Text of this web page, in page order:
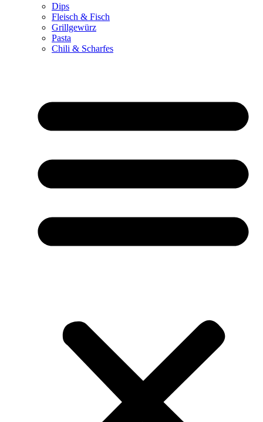
Dips
Fleisch & Fisch
Grillgewürz
Pasta
Chili & Scharfes